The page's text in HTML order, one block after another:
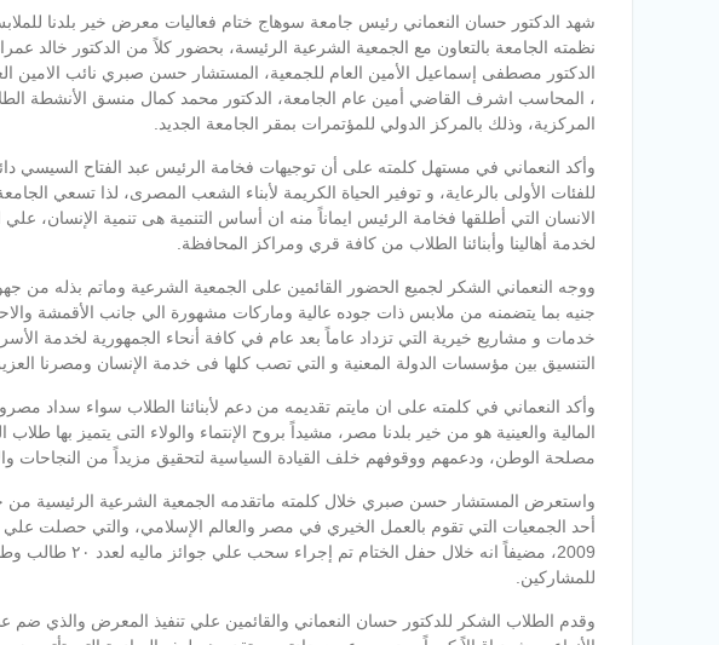
نظمته الجامعة بالتعاون مع الجمعية الشرعية الرئيسة، بحضور كلاً من الدكتور خالد
الدكتور مصطفى إسماعيل الأمين العام للجمعية، المستشار حسن صبري نائب الامين
، المحاسب اشرف القاضي أمين عام الجامعة، الدكتور محمد كمال منسق الأنشطة
المركزية، وذلك بالمركز الدولي للمؤتمرات بمقر الجامعة الجديد.
وأكد النعماني في مستهل كلمته على أن توجيهات فخامة الرئيس عبد الفتاح السيسي
للفئات الأولى بالرعاية، و توفير الحياة الكريمة لأبناء الشعب المصرى، لذا تسعي
الانسان التي أطلقها فخامة الرئيس ايماناً منه ان أساس التنمية هى تنمية الإنسان،
لخدمة أهالينا وأبنائنا الطلاب من كافة قري ومراكز المحافظة.
جنيه بما يتضمنه من ملابس ذات جوده عالية وماركات مشهورة الي جانب الأقمشة
خدمات و مشاريع خيرية التي تزداد عاماً بعد عام في كافة أنحاء الجمهورية لخدمة
التنسيق بين مؤسسات الدولة المعنية و التي تصب كلها فى خدمة الإنسان ومصرنا
وأكد النعماني في كلمته على ان مايتم تقديمه من دعم لأبنائنا الطلاب سواء سداد
المالية والعينية هو من خير بلدنا مصر، مشيداً بروح الإنتماء والولاء التى يتميز بها
مصلحة الوطن، ودعمهم ووقوفهم خلف القيادة السياسية لتحقيق مزيداً من النجاحات
واستعرض المستشار حسن صبري خلال كلمته ماتقدمه الجمعية الشرعية الرئيسية من
أحد الجمعيات التي تقوم بالعمل الخيري في مصر والعالم الإسلامي، والتي حصلت علي
للمشاركين.
وقدم الطلاب الشكر للدكتور حسان النعماني والقائمين علي تنفيذ المعرض والذي ضم